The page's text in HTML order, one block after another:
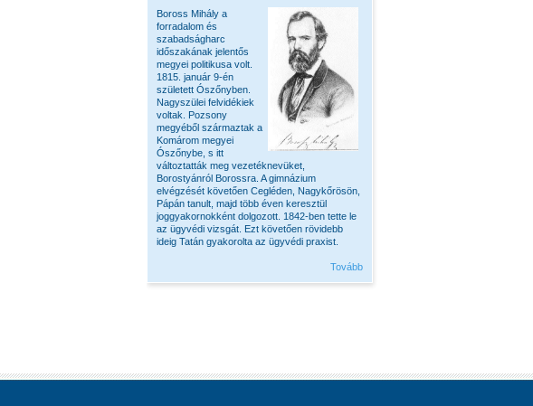
Boross Mihály a
forradalom és
szabadságharc
időszakának jelentős
megyei politikusa volt.
1815. január 9-én
született Ószőnyben.
Nagyszülei felvidékiek
voltak. Pozsony
megyéből származtak a
Komárom megyei
Ószőnybe, s itt
változtatták meg vezetéknevüket,
Borostyánról Borossra. A gimnázium
elvégzését követően Cegléden, Nagykőrösön,
Pápán tanult, majd több éven keresztül
joggyakornokként dolgozott. 1842-ben tette le
az ügyvédi vizsgát. Ezt követően rövidebb
ideig Tatán gyakorolta az ügyvédi praxist.
Tovább